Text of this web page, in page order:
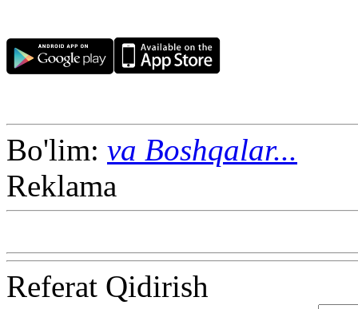
Bo'lim: va Boshqalar...
Reklama
Referat Qidirish